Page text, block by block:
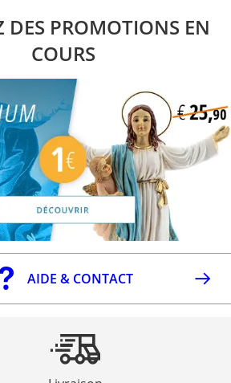
DES PROMOTIONS EN
COURS
AIDE & CONTACT